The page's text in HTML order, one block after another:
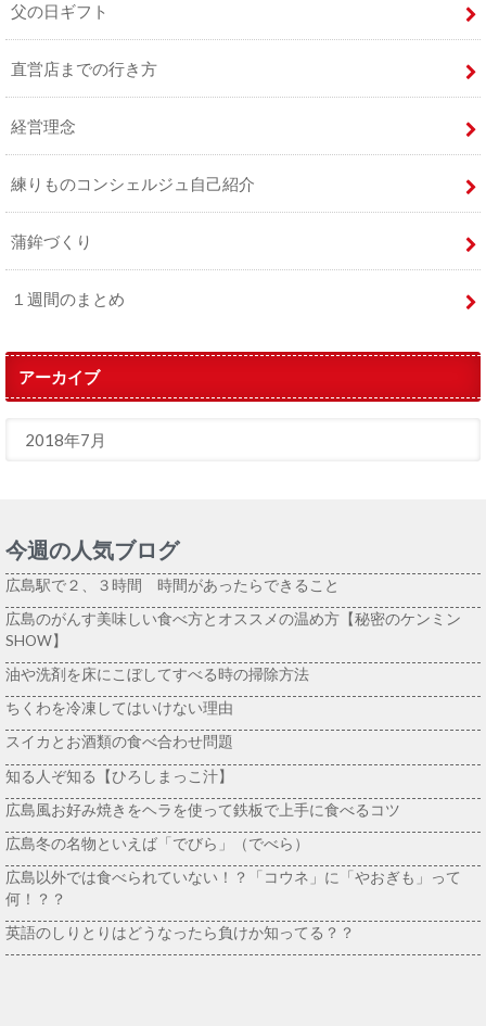
父の日ギフト
直営店までの行き方
経営理念
練りものコンシェルジュ自己紹介
蒲鉾づくり
１週間のまとめ
アーカイブ
今週の人気ブログ
広島駅で２、３時間 時間があったらできること
広島のがんす美味しい食べ方とオススメの温め方【秘密のケンミン
SHOW】
油や洗剤を床にこぼしてすべる時の掃除方法
ちくわを冷凍してはいけない理由
スイカとお酒類の食べ合わせ問題
知る人ぞ知る【ひろしまっこ汁】
広島風お好み焼きをヘラを使って鉄板で上手に食べるコツ
広島冬の名物といえば「でびら」（でべら）
広島以外では食べられていない！？「コウネ」に「やおぎも」って
何！？？
英語のしりとりはどうなったら負けか知ってる？？